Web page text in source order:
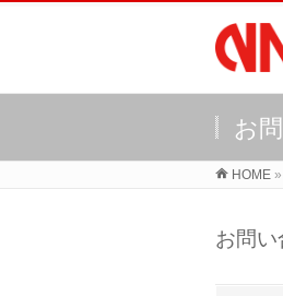
お
HOME »
お問